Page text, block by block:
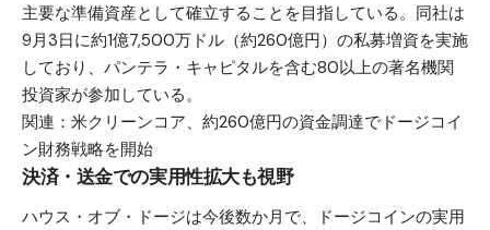
主要な準備資産として確立することを目指している。同社は
9月3日に約1億7,500万ドル（約260億円）の私募増資を実施
しており、パンテラ・キャピタルを含む80以上の著名機関
投資家が参加している。
関連： 米クリーンコア、約260億円の資金調達でドージコイ
ン財務戦略を開始
決済・送金での実用性拡大も視野
ハウス・オブ・ドージは今後数か月で、ドージコインの実用